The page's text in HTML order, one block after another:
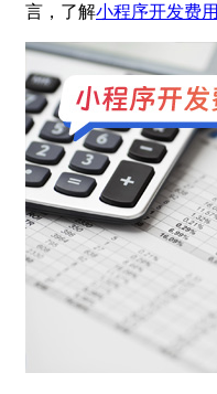
言，了解小程序开发费用